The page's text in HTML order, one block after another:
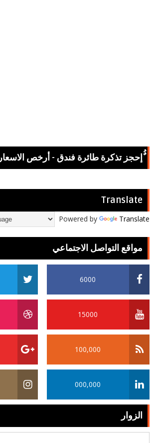
ٌُإحجز تذكرة طائرة فندق - أرخص الاسعار
Translate
Powered by Translate
مواقع التواصل الاجتماعي
6000
15000
100,000
000,000
الزوار